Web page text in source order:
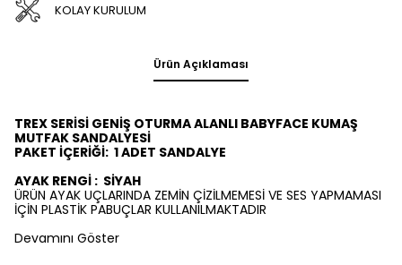
KOLAY KURULUM
Ürün Açıklaması
TREX SERİSİ GENİŞ OTURMA ALANLI BABYFACE KUMAŞ
MUTFAK SANDALYESİ
PAKET İÇERİĞİ: 1 ADET SANDALYE
AYAK RENGİ : SİYAH
ÜRÜN AYAK UÇLARINDA ZEMİN ÇİZİLMEMESİ VE SES YAPMAMASI
İÇİN PLASTİK PABUÇLAR KULLANILMAKTADIR
Devamını Göster